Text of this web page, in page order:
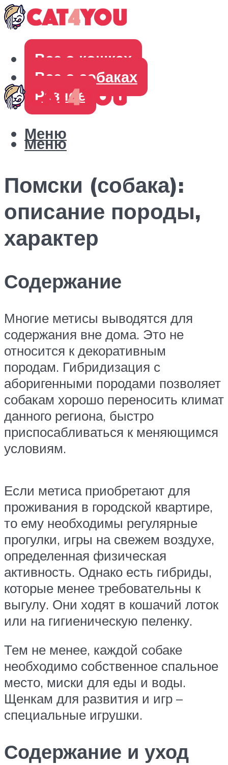
Все о кошках
Все о собаках
Разное
Меню
Меню
Помски (собака):
описание породы,
характер
Содержание
Многие метисы выводятся для
содержания вне дома. Это не
относится к декоративным
породам. Гибридизация с
аборигенными породами позволяет
собакам хорошо переносить климат
данного региона, быстро
приспосабливаться к меняющимся
условиям.
Если метиса приобретают для
проживания в городской квартире,
то ему необходимы регулярные
прогулки, игры на свежем воздухе,
определенная физическая
активность. Однако есть гибриды,
которые менее требовательны к
выгулу. Они ходят в кошачий лоток
или на гигиеническую пеленку.
Тем не менее, каждой собаке
необходимо собственное спальное
место, миски для еды и воды.
Щенкам для развития и игр –
специальные игрушки.
Содержание и уход